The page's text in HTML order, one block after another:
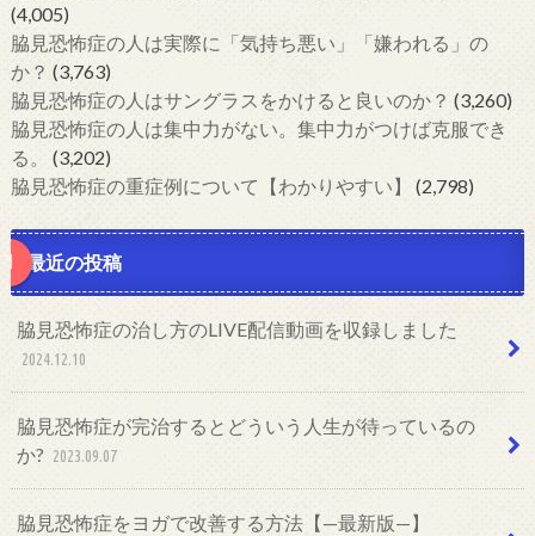
(4,005)
脇見恐怖症の人は実際に「気持ち悪い」「嫌われる」の
か？ (3,763)
脇見恐怖症の人はサングラスをかけると良いのか？ (3,260)
脇見恐怖症の人は集中力がない。集中力がつけば克服でき
る。
(3,202)
脇見恐怖症の重症例について【わかりやすい】
(2,798)
最近の投稿
脇見恐怖症の治し方のLIVE配信動画を収録しました
2024.12.10
脇見恐怖症が完治するとどういう人生が待っているの
か? 2023.09.07
脇見恐怖症をヨガで改善する方法【—最新版—】